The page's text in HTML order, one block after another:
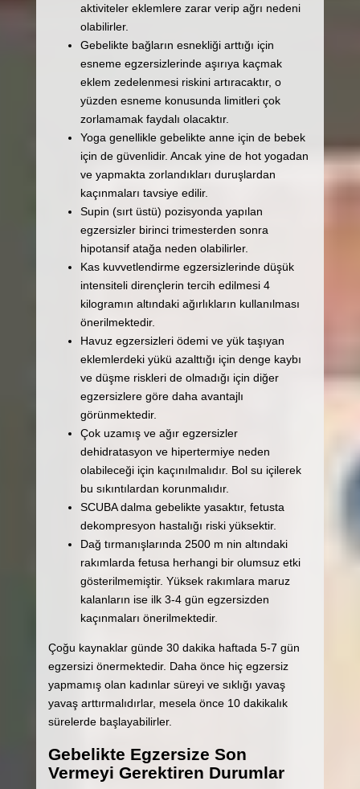
aktiviteler eklemlere zarar verip ağrı nedeni
olabilirler.
Gebelikte bağların esnekliği arttığı için
esneme egzersizlerinde aşırıya kaçmak
eklem zedelenmesi riskini artıracaktır, o
yüzden esneme konusunda limitleri çok
zorlamamak faydalı olacaktır.
Yoga genellikle gebelikte anne için de bebek
için de güvenlidir. Ancak yine de hot yogadan
ve yapmakta zorlandıkları duruşlardan
kaçınmaları tavsiye edilir.
Supin (sırt üstü) pozisyonda yapılan
egzersizler birinci trimesterden sonra
hipotansif atağa neden olabilirler.
Kas kuvvetlendirme egzersizlerinde düşük
intensiteli dirençlerin tercih edilmesi 4
kilogramın altındaki ağırlıkların kullanılması
önerilmektedir.
Havuz egzersizleri ödemi ve yük taşıyan
eklemlerdeki yükü azalttığı için denge kaybı
ve düşme riskleri de olmadığı için diğer
egzersizlere göre daha avantajlı
görünmektedir.
Çok uzamış ve ağır egzersizler
dehidratasyon ve hipertermiye neden
olabileceği için kaçınılmalıdır. Bol su içilerek
bu sıkıntılardan korunmalıdır.
SCUBA dalma gebelikte yasaktır, fetusta
dekompresyon hastalığı riski yüksektir.
Dağ tırmanışlarında 2500 m nin altındaki
rakımlarda fetusa herhangi bir olumsuz etki
gösterilmemiştir. Yüksek rakımlara maruz
kalanların ise ilk 3-4 gün egzersizden
kaçınmaları önerilmektedir.
Çoğu kaynaklar günde 30 dakika haftada 5-7 gün
egzersizi önermektedir. Daha önce hiç egzersiz
yapmamış olan kadınlar süreyi ve sıklığı yavaş
yavaş arttırmalıdırlar, mesela önce 10 dakikalık
sürelerde başlayabilirler.
Gebelikte Egzersize Son
Vermeyi Gerektiren Durumlar